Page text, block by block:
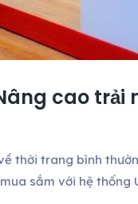
cao
thời trang bình
sắm với hệ thống